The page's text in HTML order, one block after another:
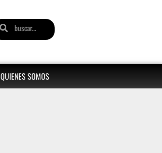
QUIENES SOMOS